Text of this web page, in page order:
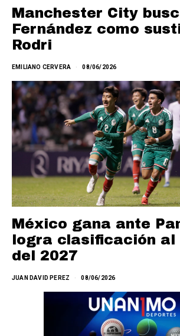
Manchester City
Fernández como
Rodri
EMILIANO CERVERA 08/06/2026
México gana ante
logra clasificación al
del 2027
JUAN DAVID PEREZ 08/06/2026